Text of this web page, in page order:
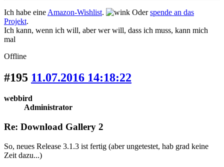
Ich habe eine Amazon-Wishlist. Oderspende an das
Projekt.
Ich kann, wenn ich will, aber wer will, dass ich muss, kann mich
mal
Offline
#195 11.07.2016 14:18:22
webbird
Administrator
Re: Download Gallery 2
So, neues Release 3.1.3 ist fertig (aber ungetestet, hab grad keine
Zeit dazu...)